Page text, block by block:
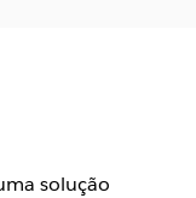
solução